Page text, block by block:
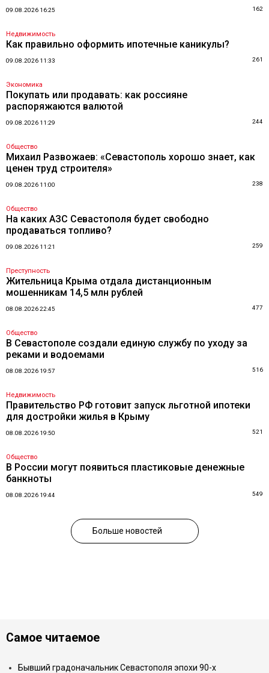
09.08.2026 16:25 162
Недвижимость
Как правильно оформить ипотечные каникулы?
09.08.2026 11:33 261
Экономика
Покупать или продавать: как россияне
распоряжаются валютой
09.08.2026 11:29 244
Общество
Михаил Развожаев: «Севастополь хорошо знает, как
ценен труд строителя»
09.08.2026 11:00 238
Общество
На каких АЗС Севастополя будет свободно
продаваться топливо?
09.08.2026 11:21 259
Преступность
Жительница Крыма отдала дистанционным
мошенникам 14,5 млн рублей
08.08.2026 22:45 477
Общество
В Севастополе создали единую службу по уходу за
реками и водоемами
08.08.2026 19:57 516
Недвижимость
Правительство РФ готовит запуск льготной ипотеки
для достройки жилья в Крыму
08.08.2026 19:50 521
Общество
В России могут появиться пластиковые денежные
банкноты
08.08.2026 19:44 549
Больше новостей
Самое читаемое
Бывший градоначальник Севастополя эпохи 90-х